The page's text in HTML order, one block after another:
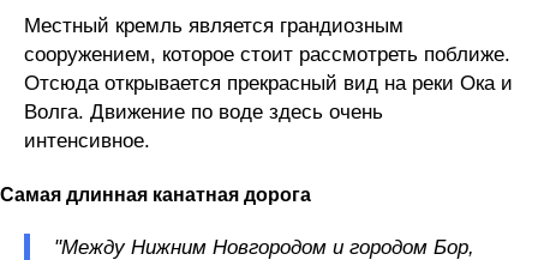
Местный кремль является грандиозным
сооружением, которое стоит рассмотреть поближе.
Отсюда открывается прекрасный вид на реки Ока и
Волга. Движение по воде здесь очень
интенсивное.
Самая длинная канатная дорога
"Между Нижним Новгородом и городом Бор,